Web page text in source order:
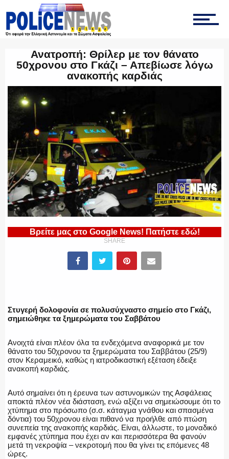
ΟΜΑΔΑ “Ζ”
ΥΑΤ/ΥΜΕΤ
ΕΛΛΗΝΙΚΗ ΑΣΤΥΝΟΜΙΑ
ΠΥΡΟΣΒΕΣΤΙΚΗ
ΑΣΤΥΝΟΜΙΚΟ ΡΕΠΟΡΤΑΖ
Ανατροπή: Θρίλερ με τον θάνατο
50χρονου στο Γκάζι – Απεβίωσε λόγω
ανακοπής καρδιάς
Βρείτε μας στο Google News! Πατήστε εδώ!
SHARE
Στυγερή δολοφονία σε πολυσύχναστο σημείο στο Γκάζι,
σημειώθηκε τα ξημερώματα του Σαββάτου
Ανοιχτά είναι πλέον όλα τα ενδεχόμενα αναφορικά με τον
θάνατο του 50χρονου τα ξημερώματα του Σαββάτου (25/9)
στον Κεραμεικό, καθώς η ιατροδικαστική εξέταση έδειξε
ανακοπή καρδιάς.
Αυτό σημαίνει ότι η έρευνα των αστυνομικών της Ασφάλειας
αποκτά πλέον νέα διάσταση, ενώ αξίζει να σημειώσουμε ότι το
χτύπημα στο πρόσωπο (σ.σ. κάταγμα γνάθου και σπασμένα
δόντια) του 50χρονου είναι πιθανό να προήλθε από πτώση
συνεπεία της ανακοπής καρδιάς. Είναι, άλλωστε, το μοναδικό
εμφανές χτύπημα που έχει αν και περισσότερα θα φανούν
μετά τη νεκροψία – νεκροτομή που θα γίνει τις επόμενες 48
ώρες.